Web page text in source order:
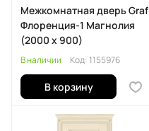
Межкомнатная дверь Graf
Флоренция-1 Магнолия
(2000 х 900)
В наличии Код: 1155976
В корзину